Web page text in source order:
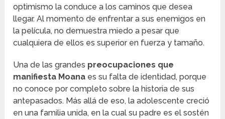
optimismo la conduce a los caminos que desea
llegar. Al momento de enfrentar a sus enemigos en
la película, no demuestra miedo a pesar que
cualquiera de ellos es superior en fuerza y tamaño.
Una de las grandes preocupaciones que
manifiesta Moana es su falta de identidad, porque
no conoce por completo sobre la historia de sus
antepasados. Más allá de eso, la adolescente creció
en una familia unida, en la cual su padre es el sostén